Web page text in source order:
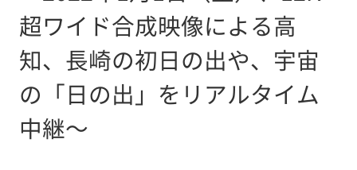
超ワイド合成映像による高
知、長崎の初日の出や、宇宙
の「日の出」をリアルタイム
中継～